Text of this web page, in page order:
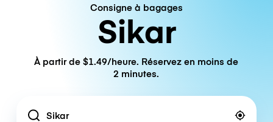
Consigne à bagages
Sikar
À partir de $1.49/heure. Réservez en moins de
2 minutes.
Location